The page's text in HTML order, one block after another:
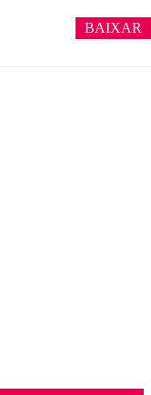
BAIXAR